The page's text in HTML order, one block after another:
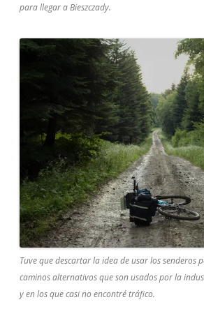
para llegar a Bieszczady.
Tuve que descartar la idea de usar los senderos
caminos alternativos que son usados por la
y en los que casi no encontré tráfico.